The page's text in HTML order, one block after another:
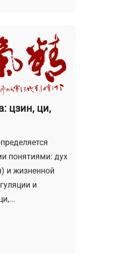
цзин, ци,
понятиями: дух
и жизненной
и